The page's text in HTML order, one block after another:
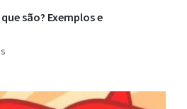
são? Exemplos e